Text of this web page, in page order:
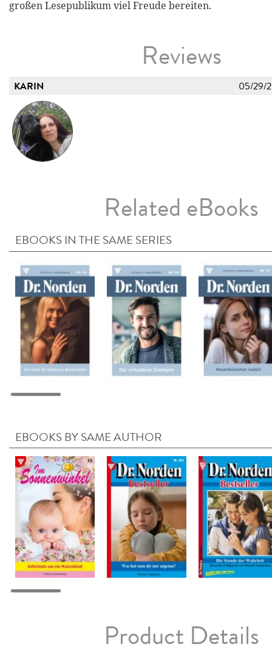
großen Lesepublikum viel Freude bereiten.
Reviews
KARIN 05/29/
Related eBooks
EBOOKS IN THE SAME SERIES
EBOOKS BY SAME AUTHOR
Product Details